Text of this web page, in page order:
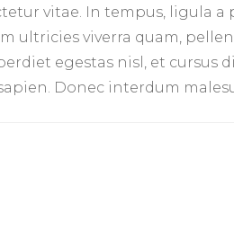
vitae. In tempus, ligula
ultricies viverra quam,
egestas nisl, et cursus
Donec interdum